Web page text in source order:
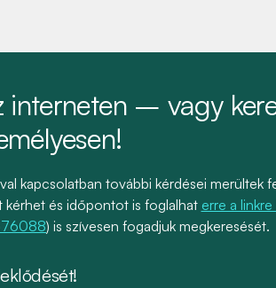
– vagy
kapcsolatban további kérdései merültek
kérhet és időpontot is foglalhat erre a
) is szívesen fogadjuk megkeresését.